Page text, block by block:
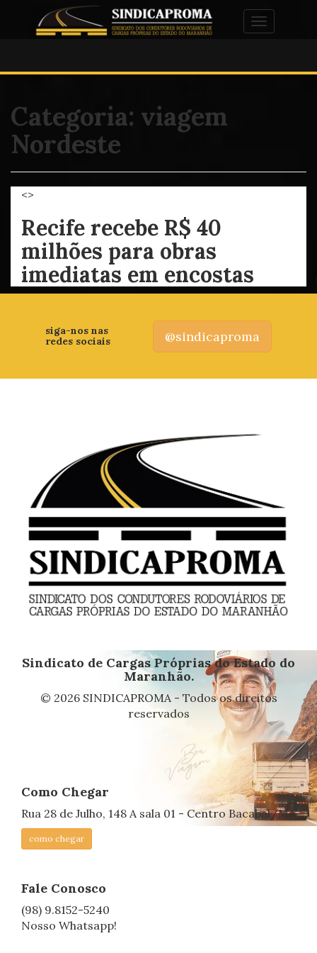
Alternar
Categoria: viagem
Nordeste
<>
Recife recebe R$ 40
milhões para obras
imediatas em encostas
siga-nos nas
redes sociais
@sindicaproma
Sindicato de Cargas Próprias do Estado do
Maranhão.
© 2026 SINDICAPROMA - Todos os direitos
reservados
Como Chegar
Rua 28 de Julho, 148 A sala 01 - Centro Bacabal/MA
como chegar
Fale Conosco
(98) 9.8152-5240
Nosso Whatsapp!